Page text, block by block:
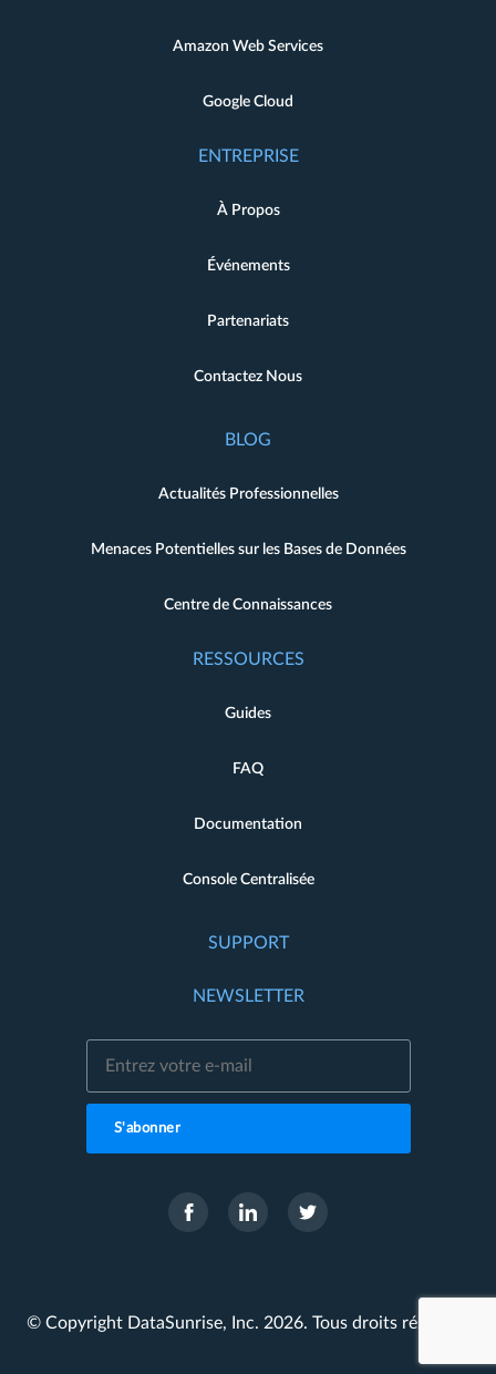
Amazon Web Services
Google Cloud
ENTREPRISE
À Propos
Événements
Partenariats
Contactez Nous
BLOG
Actualités Professionnelles
Menaces Potentielles sur les Bases de Données
Centre de Connaissances
RESSOURCES
Guides
FAQ
Documentation
Console Centralisée
SUPPORT
NEWSLETTER
S'abonner
© Copyright DataSunrise, Inc. 2026. Tous droits réservés.